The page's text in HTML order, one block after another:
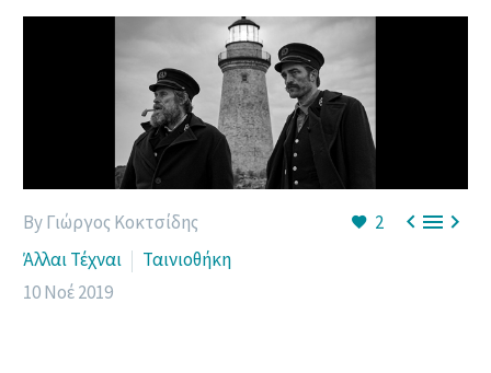
2 
By Γιώργος Κοκτσίδης
Άλλαι Τέχναι
Ταινιοθήκη
10 Νοέ 2019